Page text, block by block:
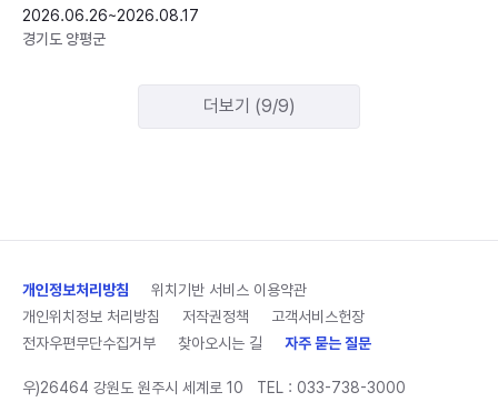
2026.06.26~2026.08.17
경기도 양평군
더보기 (9/9)
개인정보처리방침
위치기반 서비스 이용약관
개인위치정보 처리방침
저작권정책
고객서비스헌장
전자우편무단수집거부
찾아오시는 길 자주 묻는 질문
우)26464 강원도 원주시 세계로 10 TEL : 033-738-3000